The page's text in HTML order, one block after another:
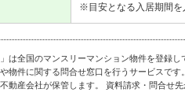
※目安となる入居期間を
は全国のマンスリーマンション物件を登録
物件に関する問合せ窓口を行うサービスで
動産会社が保管します。 資料請求・問合せ